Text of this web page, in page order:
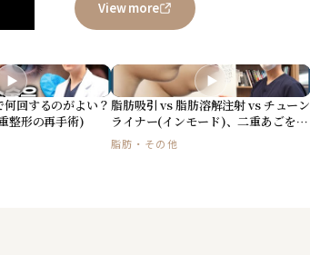
View more
▶
回するのがよい？
整形の再手術)
▶
脂肪吸引 vs 脂肪溶解注射 vs チューン
ライナー(インモード)、二重あごをな
くす方法を確実に解説します
脂肪・その他